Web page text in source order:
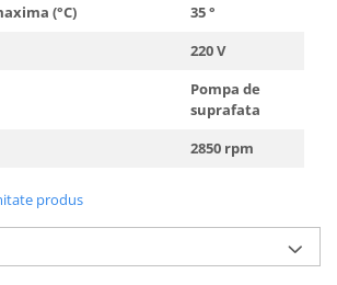
(°C)
35 °
220 V
Pompa de
suprafata
2850 rpm
produs